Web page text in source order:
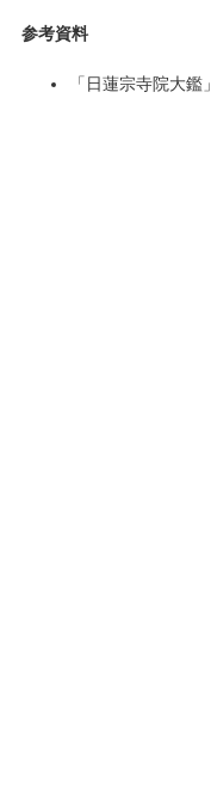
参考資料
「日蓮宗寺院大鑑」